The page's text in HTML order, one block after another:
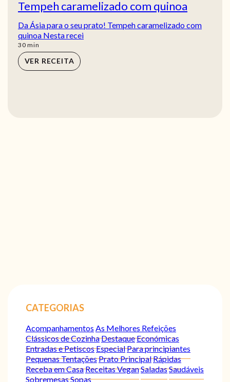
Tempeh caramelizado com quinoa
Da Ásia para o seu prato! Tempeh caramelizado com
quinoa Nesta recei
30min
min
VER RECEITA
CATEGORIAS
Acompanhamentos As Melhores Refeições
Clássicos de CozinhaDestaqueEconómicas
Entradas e PetiscosEspecialPara principiantes
Pequenas TentaçõesPrato PrincipalRápidas
Receba em CasaReceitas VeganSaladasSaudáveis
SobremesasSopas